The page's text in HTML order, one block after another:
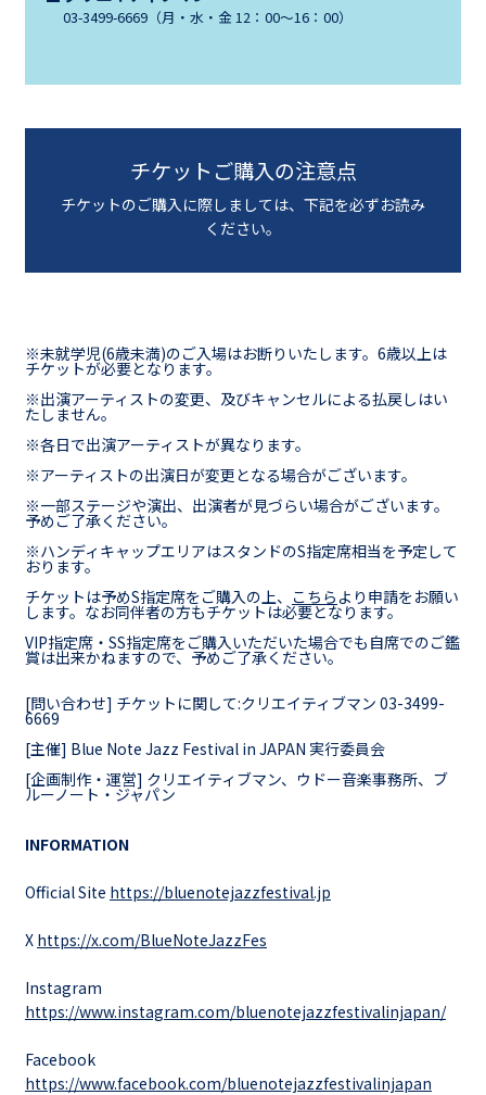
03-3499-6669（⽉・⽔・⾦ 12：00〜16：00）
チケットご購入の注意点
チケットのご購入に際しましては、下記を必ずお読み
ください。
※未就学児(6歳未満)のご入場はお断りいたします。6歳以上は
チケットが必要となります。
※出演アーティストの変更、及びキャンセルによる払戻しはい
たしません。
※各日で出演アーティストが異なります。
※アーティストの出演日が変更となる場合がございます。
※一部ステージや演出、出演者が見づらい場合がございます。
予めご了承ください。
※ハンディキャップエリアはスタンドのS指定席相当を予定して
おります。
チケットは予めS指定席をご購入の上、 こちら より申請をお願い
します。なお同伴者の方もチケットは必要となります。
VIP指定席・SS指定席をご購入いただいた場合でも自席でのご鑑
賞は出来かねますので、予めご了承ください。
[問い合わせ] チケットに関して:クリエイティブマン 03-3499-
6669
[主催] Blue Note Jazz Festival in JAPAN 実行委員会
[企画制作・運営] クリエイティブマン、ウドー音楽事務所、ブ
ルーノート・ジャパン
INFORMATION
Official Site https://bluenotejazzfestival.jp
X https://x.com/BlueNoteJazzFes
Instagram
https://www.instagram.com/bluenotejazzfestivalinjapan/
Facebook
https://www.facebook.com/bluenotejazzfestivalinjapan